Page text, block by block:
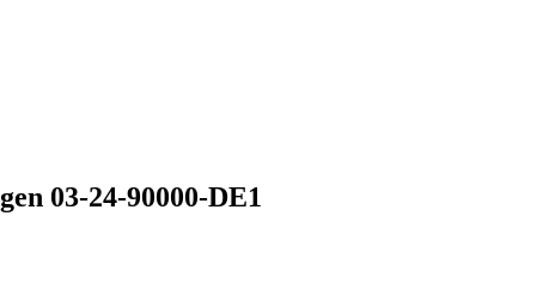
03-24-90000-DE1